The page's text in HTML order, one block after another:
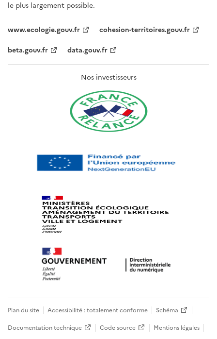
le plus largement possible.
www.ecologie.gouv.fr
cohesion-territoires.gouv.fr
beta.gouv.fr
data.gouv.fr
Nos investisseurs
Plan du site Accessibilité : totalement conforme
Schéma
Documentation technique
Code source Mentions légales